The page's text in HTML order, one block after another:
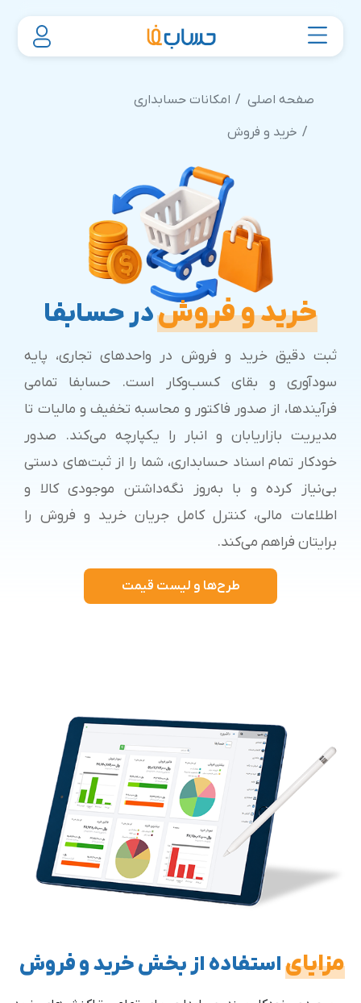
صفحه اصلی
امکانات حسابداری
خرید و فروش
خرید و فروشدر حسابفا
ثبت دقیق خرید و فروش در واحدهای تجاری، پایه
سودآوری و بقای کسب‌وکار است. حسابفا تمامی
فرآیندها، از صدور فاکتور و محاسبه تخفیف و مالیات تا
مدیریت بازاریابان و انبار را یکپارچه می‌کند. صدور
خودکار تمام اسناد حسابداری، شما را از ثبت‌های دستی
بی‌نیاز کرده و با به‌روز نگه‌داشتن موجودی کالا و
اطلاعات مالی، کنترل کامل جریان خرید و فروش را
برایتان فراهم می‌کند.
طرح‌ها و لیست قیمت
مزایایاستفاده از بخش خرید و فروش